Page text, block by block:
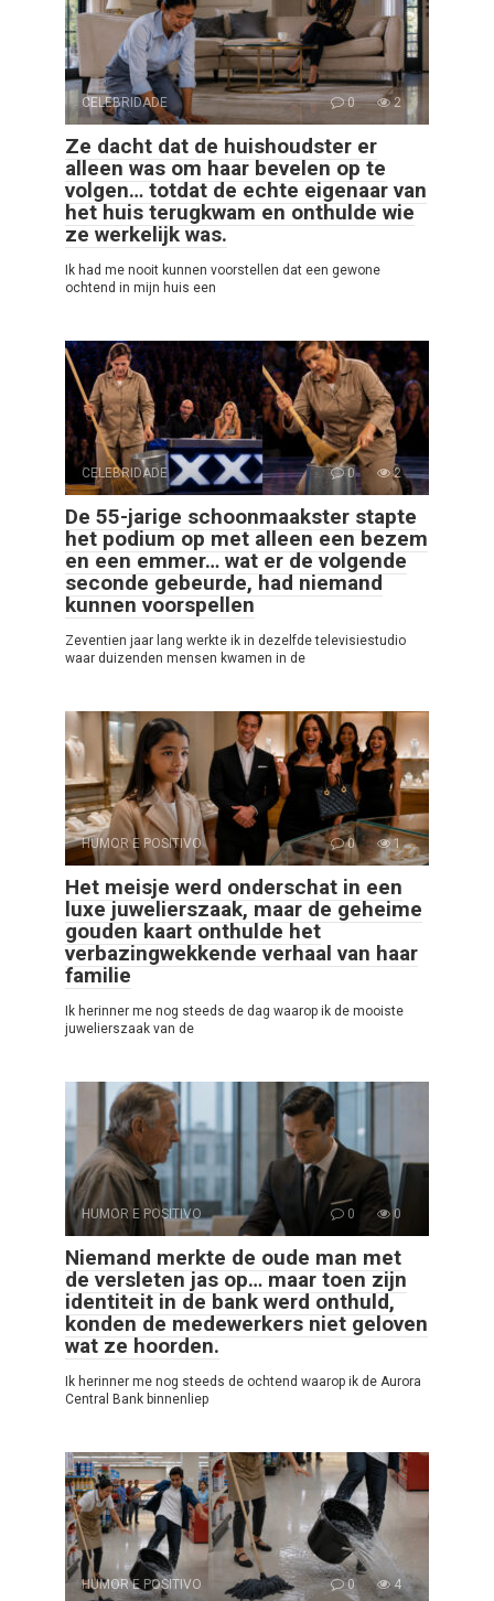
CELEBRIDADE 0 2
Ze dacht dat de huishoudster er
alleen was om haar bevelen op te
volgen… totdat de echte eigenaar van
het huis terugkwam en onthulde wie
ze werkelijk was.
Ik had me nooit kunnen voorstellen dat een gewone
ochtend in mijn huis een
CELEBRIDADE 0 2
De 55-jarige schoonmaakster stapte
het podium op met alleen een bezem
en een emmer… wat er de volgende
seconde gebeurde, had niemand
kunnen voorspellen
Zeventien jaar lang werkte ik in dezelfde televisiestudio
waar duizenden mensen kwamen in de
HUMOR E POSITIVO 0 1
Het meisje werd onderschat in een
luxe juwelierszaak, maar de geheime
gouden kaart onthulde het
verbazingwekkende verhaal van haar
familie
Ik herinner me nog steeds de dag waarop ik de mooiste
juwelierszaak van de
HUMOR E POSITIVO 0 0
Niemand merkte de oude man met
de versleten jas op… maar toen zijn
identiteit in de bank werd onthuld,
konden de medewerkers niet geloven
wat ze hoorden.
Ik herinner me nog steeds de ochtend waarop ik de Aurora
Central Bank binnenliep
HUMOR E POSITIVO 0 4